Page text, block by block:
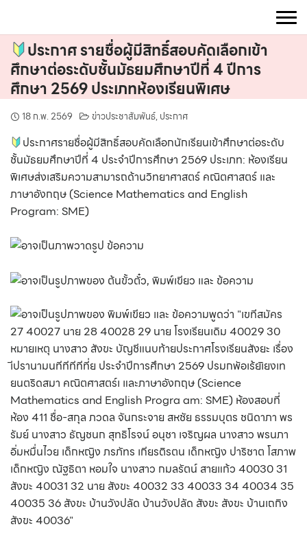
contentประกาศ รายชื่อผู้มีสิทธิ์สอบคัดเลือกเข้า
ศึกษาต่อระดับชั้นมัธยมศึกษาปีที่ 4 ปีการ
ศึกษา 2569 ประเภทห้องเรียนพิเศษ
18 ก.พ. 2569 ข่าวประชาสัมพันธ์,ประกาศ
ประกาศรายชื่อผู้มีสิทธิ์สอบคัดเลือกนักเรียนเข้าศึกษาต่อระดับ
ชั้นมัธยมศึกษาปีที่ 4 ประจำปีการศึกษา 2569 ประเภท: ห้องเรียน
พิเศษส่งเสริมความสามารถด้านวิทยาศาสตร์ คณิตศาสตร์ และ
ภาษาอังกฤษ (Science Mathematics and English
Program: SME)